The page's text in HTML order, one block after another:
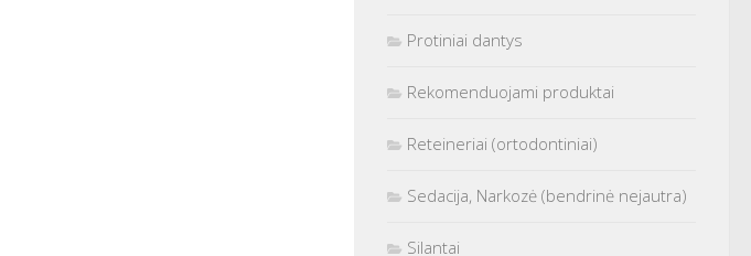
Protiniai dantys
Rekomenduojami produktai
Reteineriai (ortodontiniai)
Sedacija, Narkozė (bendrinė nejautra)
Silantai